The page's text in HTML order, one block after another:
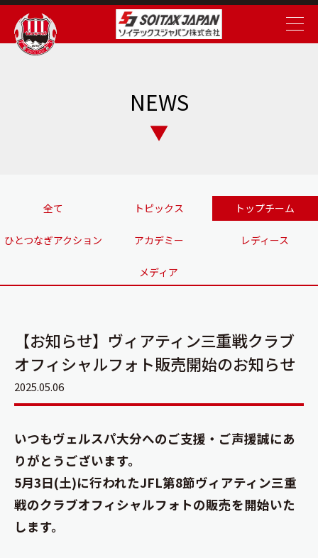
NEWS
全て トピックス トップチーム
ひとつなぎアクション アカデミー レディース
メディア
【お知らせ】ヴィアティン三重戦クラブ
オフィシャルフォト販売開始のお知らせ
2025.05.06
いつもヴェルスパ大分へのご支援・ご声援誠にあ
りがとうございます。
5月3日(土)に行われたJFL第8節ヴィアティン三重
戦のクラブオフィシャルフォトの販売を開始いた
します。